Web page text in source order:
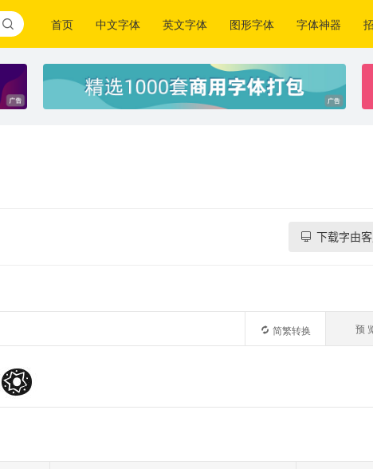
首页 中文字体 英文字体 图形字体 字体神器
下载字由
预
简繁转换